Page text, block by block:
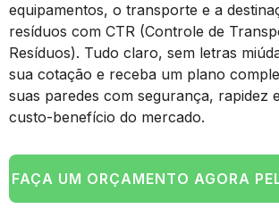
equipamentos, o transporte e a
resíduos com CTR (Controle de
Resíduos). Tudo claro, sem letras
sua cotação e receba um plano
suas paredes com segurança, rapidez
custo-benefício do mercado.
FAÇA UM ORÇAMENTO AGORA